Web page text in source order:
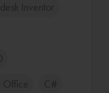
Inventor
Office C#